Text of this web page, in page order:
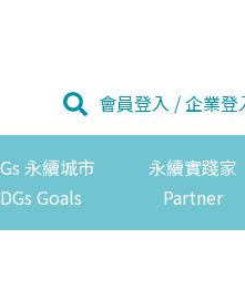
會員登入 /企業登
永續城市
Goals
永續實踐家
Partner